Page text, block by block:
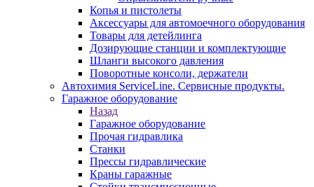
Копья и пистолеты
Аксессуары для автомоечного оборудования
Товары для детейлинга
Дозирующие станции и комплектующие
Шланги высокого давления
Поворотные консоли, держатели
Автохимия ServiceLine. Сервисные продукты.
Гаражное оборудование
Назад
Гаражное оборудование
Прочая гидравлика
Станки
Прессы гидравлические
Краны гаражные